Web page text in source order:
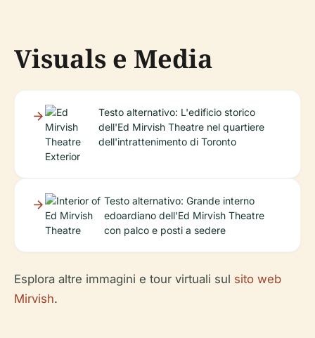
Visuals e Media
Testo alternativo: L'edificio storico
dell'Ed Mirvish Theatre nel quartiere
dell'intrattenimento di Toronto
Testo alternativo: Grande interno
edoardiano dell'Ed Mirvish Theatre
con palco e posti a sedere
Esplora altre immagini e tour virtuali sul sito web
Mirvish.